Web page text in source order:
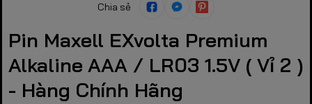
Chia sẻ
Pin Maxell EXvolta Premium
Alkaline AAA / LR03 1.5V ( Vỉ 2 )
- Hàng Chính Hãng